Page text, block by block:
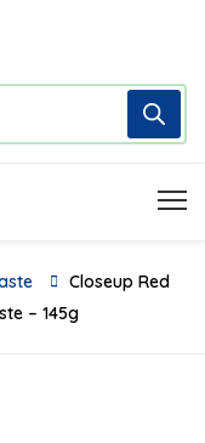
Closeup Red
– 145g